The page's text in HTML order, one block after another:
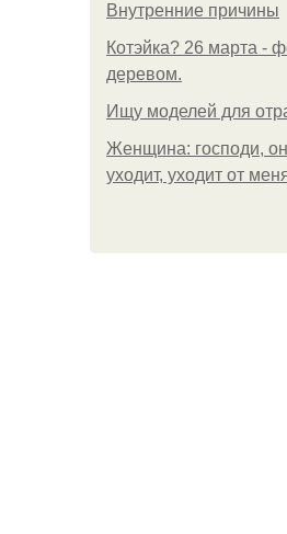
Внутренние причины
Котэйка? 26 марта -
деревом.
Ищу моделей для
Женщина: господи, он
уходит, уходит от